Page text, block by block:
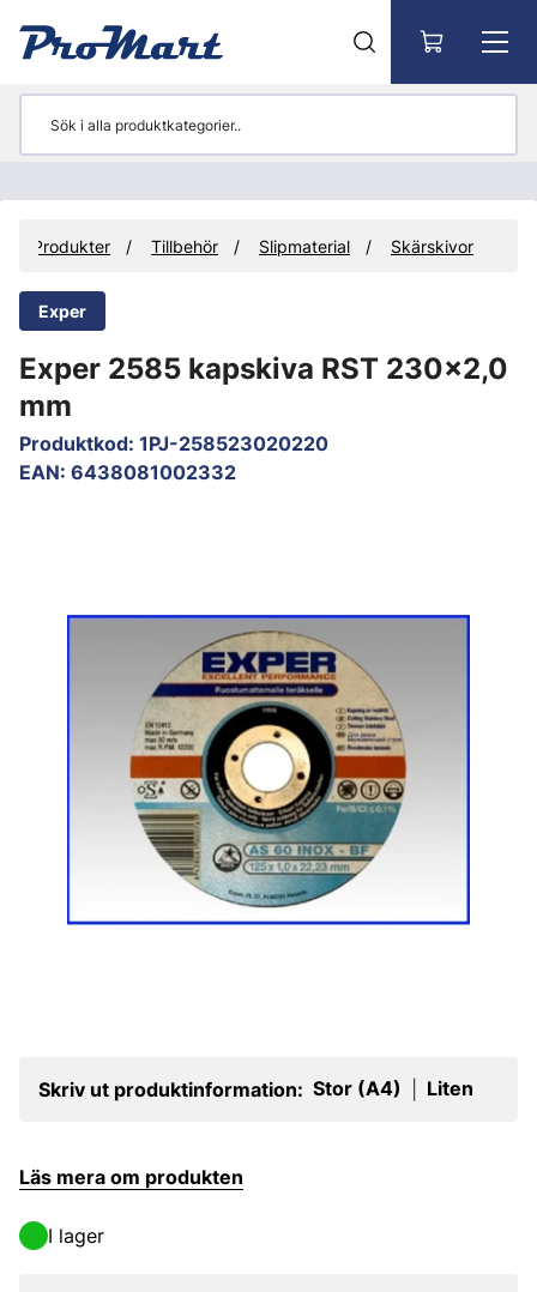
Produkter Tillbehör Slipmaterial Skärskivor
Exper
Exper 2585 kapskiva RST 230x2,0
mm
Produktkod: 1PJ-258523020220
EAN: 6438081002332
Skriv ut produktinformation: Stor (A4) Liten
Läs mera om produkten
I lager